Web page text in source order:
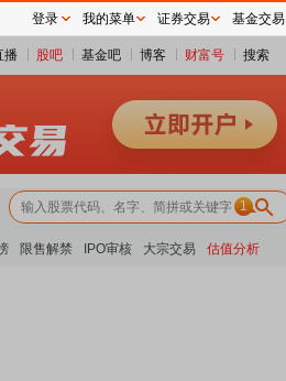
播 股吧 基金吧 博客 财富号 搜索
1
限售解禁 IPO审核 大宗交易 估值分析
登录 我的菜单 证券交易 基金交易